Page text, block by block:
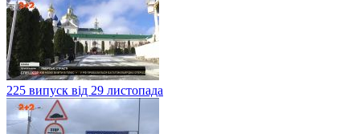
225 випуск від 29 листопада